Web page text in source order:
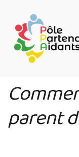
contenu
principal
parent